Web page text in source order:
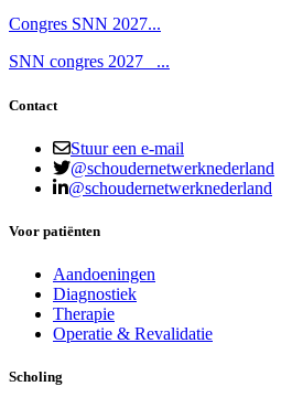
Congres SNN 2027...
SNN congres 2027 ...
Contact
Stuur een e-mail
@schoudernetwerknederland
@schoudernetwerknederland
Voor patiënten
Aandoeningen
Diagnostiek
Therapie
Operatie & Revalidatie
Scholing